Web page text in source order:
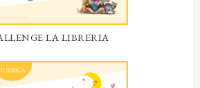
LA LIBRERIA